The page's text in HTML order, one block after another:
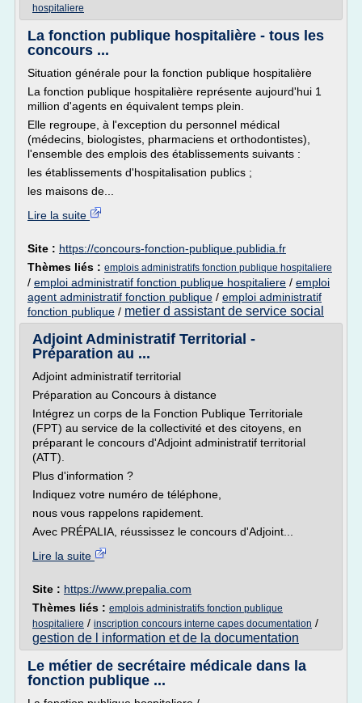
hospitaliere
La fonction publique hospitalière - tous les
concours ...
Situation générale pour la fonction publique hospitalière
La fonction publique hospitalière représente aujourd'hui 1
million d'agents en équivalent temps plein.
Elle regroupe, à l'exception du personnel médical
(médecins, biologistes, pharmaciens et orthodontistes),
l'ensemble des emplois des établissements suivants :
les établissements d'hospitalisation publics ;
les maisons de...
Lire la suite
Site : https://concours-fonction-publique.publidia.fr
Thèmes liés : emplois administratifs fonction publique hospitaliere
/ emploi administratif fonction publique hospitaliere / emploi
agent administratif fonction publique / emploi administratif
fonction publique / metier d assistant de service social
Adjoint Administratif Territorial -
Préparation au ...
Adjoint administratif territorial
Préparation au Concours à distance
Intégrez un corps de la Fonction Publique Territoriale
(FPT) au service de la collectivité et des citoyens, en
préparant le concours d'Adjoint administratif territorial
(ATT).
Plus d'information ?
Indiquez votre numéro de téléphone,
nous vous rappelons rapidement.
Avec PRÉPALIA, réussissez le concours d'Adjoint...
Lire la suite
Site : https://www.prepalia.com
Thèmes liés : emplois administratifs fonction publique
hospitaliere / inscription concours interne capes documentation /
gestion de l information et de la documentation
Le métier de secrétaire médicale dans la
fonction publique ...